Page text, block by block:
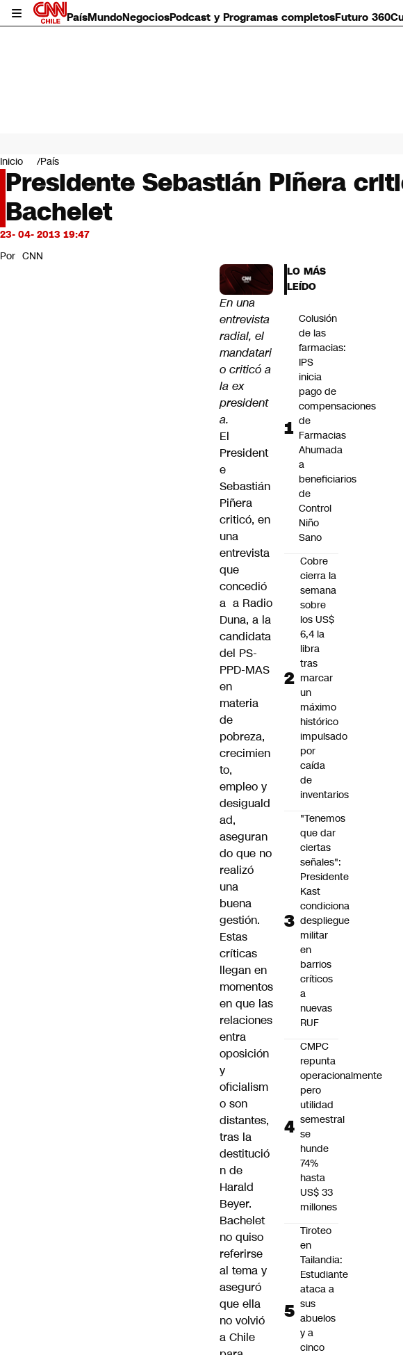
PaísMundoNegociosPodcast y Programas completosFuturo 360
Mundo
Negocios
Deportes
Programas completos
Cultura
Servicios
Bits
CNN Data
Inicio País
Presidente Sebastián Piñera
Bachelet
23- 04- 2013 19:47
Por CNN
En una
entrevista
radial, el
mandatari
o criticó a
la ex
president
a.
El
President
e
Sebastián
Piñera
criticó, en
una
entrevista
que
concedió
a a Radio
Duna, a la
candidata
del PS-
PPD-MAS
en
materia
de
pobreza,
crecimien
to,
empleo y
desiguald
ad,
aseguran
do que no
realizó
una
buena
gestión.
Estas
críticas
llegan en
momentos
en que las
relaciones
entra
oposición
y
oficialism
o son
distantes,
tras la
destitució
n de
Harald
Beyer.
Bachelet
no quiso
referirse
al tema y
aseguró
que ella
no volvió
a Chile
LO MÁS
LEÍDO
Colusión
de las
farmacias:
IPS
inicia
pago de
compensaciones
de
Farmacias
Ahumada
a
beneficiarios
de
Control
Niño
Sano
Cobre
cierra la
semana
sobre
los US$
6,4 la
libra
tras
marcar
un
máximo
histórico
impulsado
por
caída
de
inventarios
"Tenemos
que dar
ciertas
señales":
Presidente
Kast
condiciona
despliegue
militar
en
barrios
críticos
a
nuevas
RUF
CMPC
repunta
operacionalmente
pero
utilidad
semestral
se
hunde
74%
hasta
US$ 33
millones
Tiroteo
en
Tailandia:
Estudiante
ataca a
sus
abuelos
y a
cinco